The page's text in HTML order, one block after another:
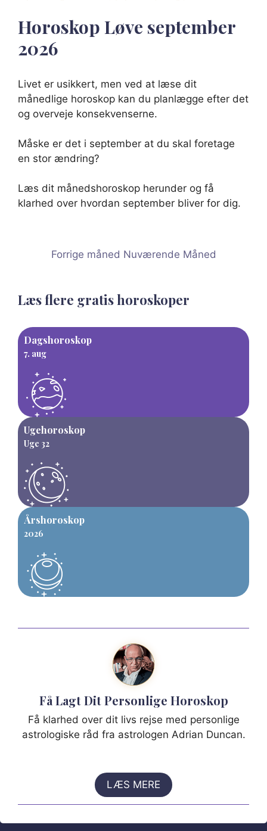
Horoskop Løve september
2026
Livet er usikkert, men ved at læse dit
månedlige horoskop kan du planlægge efter det
og overveje konsekvenserne.
Måske er det i september at du skal foretage
en stor ændring?
Læs dit månedshoroskop herunder og få
klarhed over hvordan september bliver for dig.
Forrige måned Nuværende Måned
Læs flere gratis horoskoper
Dagshoroskop
7. aug
Ugehoroskop
Uge 32
Årshoroskop
2026
Få Lagt Dit Personlige Horoskop
Få klarhed over dit livs rejse med personlige
astrologiske råd fra astrologen Adrian Duncan.
LÆS MERE